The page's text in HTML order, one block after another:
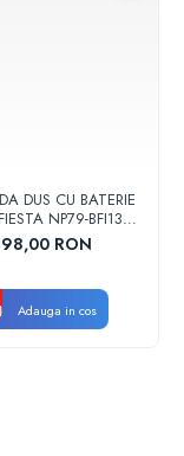
DUS CU BATERIE
NP79-BFI13U
CROMRON
Adauga in cos